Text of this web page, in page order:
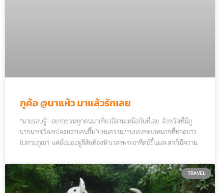
ภูค้อ @นาแห้ว มาแล้วรักเลย
“นายรอบรู้” อยากชวนทุกคนมาเที่ยวอีสานเหนือกันที่เลย จังหวัดที่มีภู
มากมายไว้คอยใครหลายคนขึ้นไปชมความงามของทะเลหมอกที่ทอดยาว
ไปตามภูเขา แค่นั่งมองดูสีสันท้องฟ้าเวลาพระอาทิตย์ขึ้นและตกก็มีความ
เรามีภูหนึ่งที่อยากแนะนำให้ลองไปชมทะเลหมอกยามเช้ากันนั่นก็คือ ภูค้อ
TRAVEL